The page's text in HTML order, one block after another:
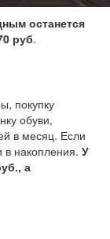
останется
руб.
покупку
обуви,
в месяц. Если
в накопления. У
а